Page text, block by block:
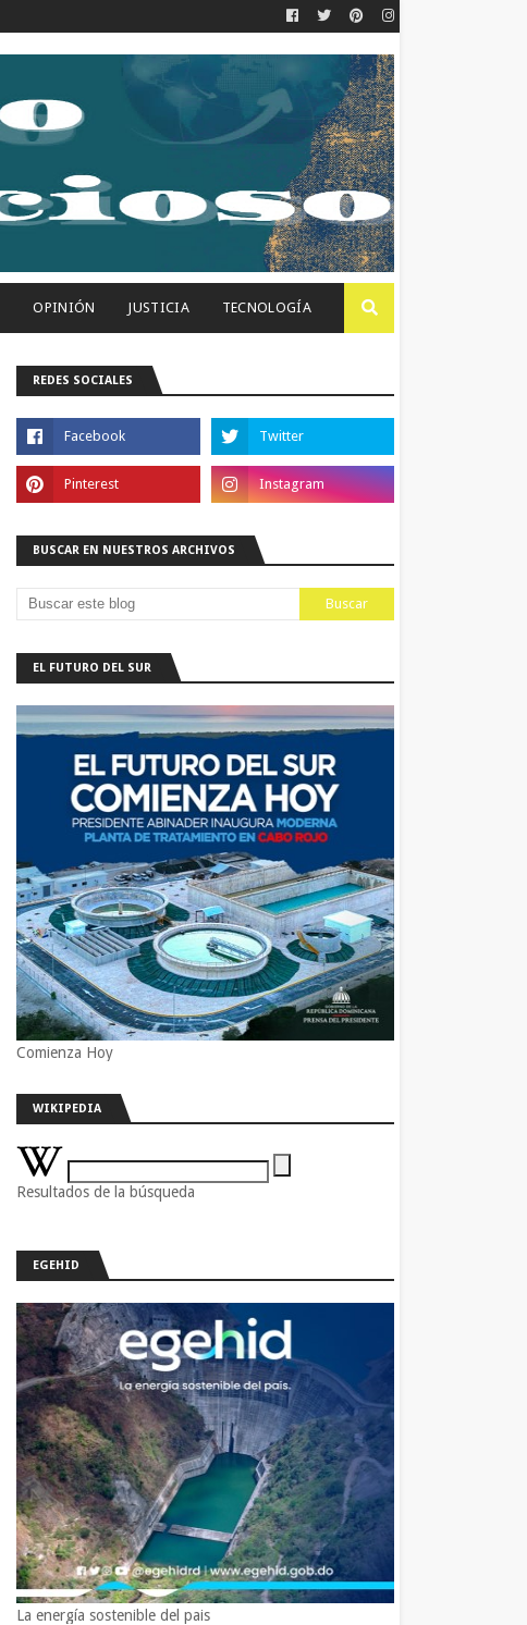
OPINIÓN JUSTICIA TECNOLOGÍA
REDES SOCIALES
BUSCAR EN NUESTROS ARCHIVOS
EL FUTURO DEL SUR
Comienza Hoy
WIKIPEDIA
Resultados de la búsqueda
EGEHID
La energía sostenible del pais